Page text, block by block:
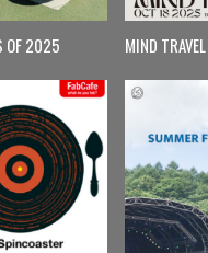
OF 2025 MIND TRAVEL